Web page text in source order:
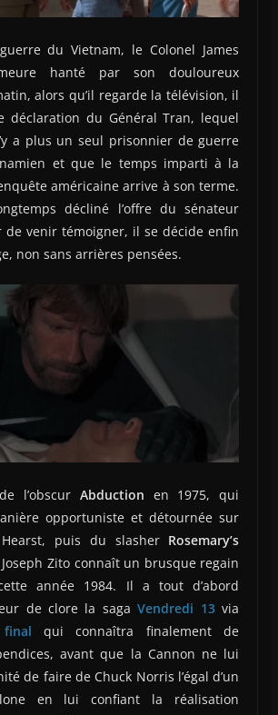
du Vietnam, le Colonel James
hanté par son douloureux
alors qu’il regarde la télévision, il
déclaration du Général Tran, lequel
a plus un seul prisonnier de guerre
et que le temps imparti à la
américaine arrive à son terme.
décliné l’offre du sénateur
de venir témoigner, il se décide enfin
non sans arrières pensées.
l’obscur Abduction en 1975, qui
opportuniste et détournée sur
Hearst, puis du slasher Rosemary’s
Zito connaît un brusque regain
année 1984. Il a tout d’abord
de clore la sagaVendredi 13via
qui connaîtra finalement de
avant que la Cannon ne lui
de faire de Chuck Norris l’égal d’un
en lui confiant la réalisation